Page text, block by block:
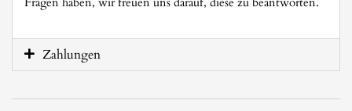
Fragen haben, wir freuen uns darauf, diese zu beantworten.
Zahlungen